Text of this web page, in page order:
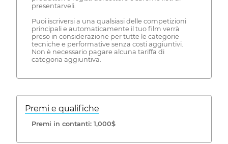
presentarveli.
Puoi iscriversi a una qualsiasi delle competizioni
principali e automaticamente il tuo film verrà
preso in considerazione per tutte le categorie
tecniche e performative senza costi aggiuntivi.
Non è necessario pagare alcuna tariffa di
categoria aggiuntiva.
Premi e qualifiche
Premi in contanti: 1,000$